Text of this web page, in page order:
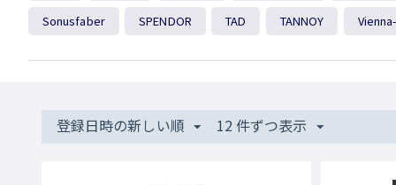
Sonusfaber SPENDOR TAD TANNOY
登録日時の新しい順 12 件ずつ表示